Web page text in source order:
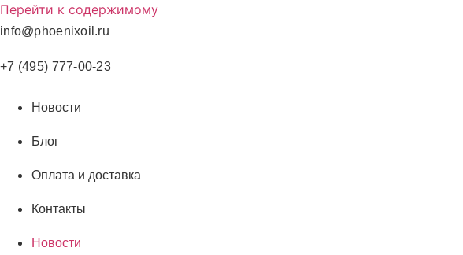
Перейти к содержимому
info@phoenixoil.ru
+7 (495) 777-00-23
Новости
Блог
Оплата и доставка
Контакты
Новости